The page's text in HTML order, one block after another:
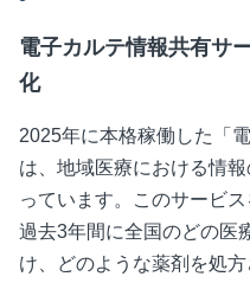
電子カルテ情報共有サ
化
2025年に本格稼働した「
は、地域医療における情
っています。このサービ
過去3年間に全国のどの医
け、どのような薬剤を処